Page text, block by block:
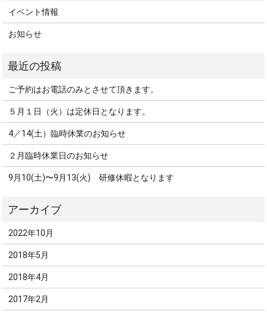
イベント情報
お知らせ
ご予約はお電話のみとさせて頂きます。
５月１日（火）は定休日となります。
4／14(土）臨時休業のお知らせ
２月臨時休業日のお知らせ
9月10(土)〜9月13(火) 研修休暇となります
2022年10月
2018年5月
2018年4月
2017年2月